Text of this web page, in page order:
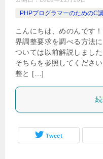
PHPプログラマーのためのC
こんにちは、めのんです
界調整要求を調べる方法
ついては以前解説しまし
そちらを参照してくださ
整と […]
Tweet